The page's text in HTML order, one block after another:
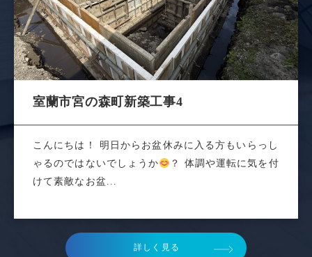
室蘭市宮の森町新築工事4
こんにちは！ 明日からお盆休みに入る方もいらっし
ゃるのではないでしょうか
？ 体調や運転に気を付
けて素敵なお盆...
詳しく見る